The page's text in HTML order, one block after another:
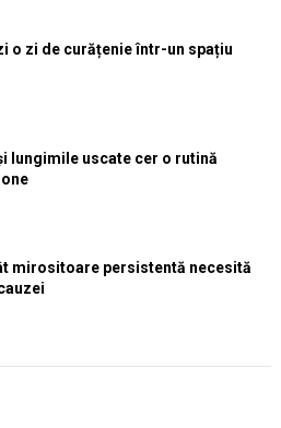
o zi de curățenie într-un spațiu
lungimile uscate cer o rutină
mirositoare persistentă necesită